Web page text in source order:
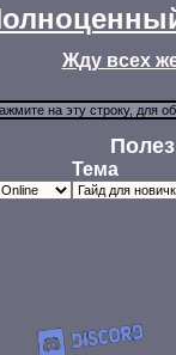
Жду всех
Тема